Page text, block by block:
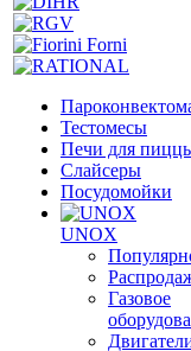
Тестомесы
Печи для
Слайсеры
Посудомойки
UNOX
Газовое